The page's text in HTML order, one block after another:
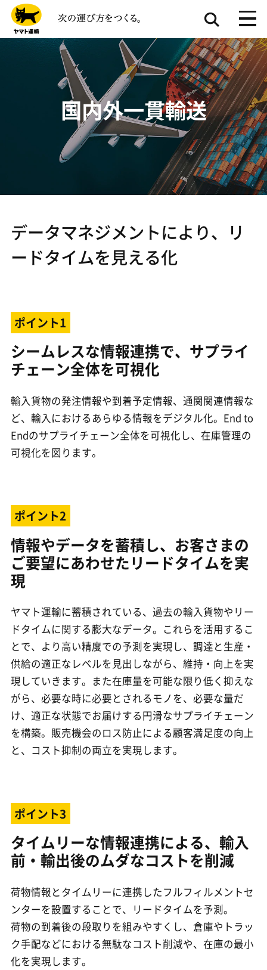
国内外一貫輸送
データマネジメントにより、リ
ードタイムを見える化
ポイント1
シームレスな情報連携で、サプライ
チェーン全体を可視化
輸入貨物の発注情報や到着予定情報、通関関連情報な
ど、輸入におけるあらゆる情報をデジタル化。End to
Endのサプライチェーン全体を可視化し、在庫管理の
可視化を図ります。
ポイント2
情報やデータを蓄積し、お客さまの
ご要望にあわせたリードタイムを実
現
ヤマト運輸に蓄積されている、過去の輸入貨物やリー
ドタイムに関する膨大なデータ。これらを活用するこ
とで、より高い精度での予測を実現し、調達と生産・
供給の適正なレベルを見出しながら、維持・向上を実
現していきます。また在庫量を可能な限り低く抑えな
がら、必要な時に必要とされるモノを、必要な量だ
け、適正な状態でお届けする円滑なサプライチェーン
を構築。販売機会のロス防止による顧客満足度の向上
と、コスト抑制の両立を実現します。
ポイント3
タイムリーな情報連携による、輸入
前・輸出後のムダなコストを削減
荷物情報とタイムリーに連携したフルフィルメントセ
ンターを設置することで、リードタイムを予測。
荷物の到着後の段取りを組みやすくし、倉庫やトラッ
ク手配などにおける無駄なコスト削減や、在庫の最小
化を実現します。